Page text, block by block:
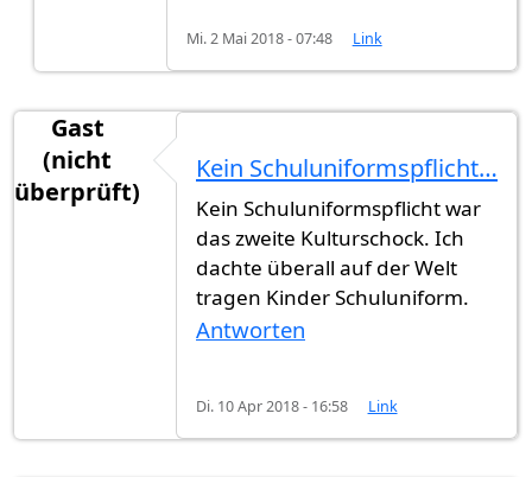
Mi. 2 Mai 2018 - 07:48 Link
Gast
(nicht
überprüft)
Kein Schuluniformspflicht…
Kein Schuluniformspflicht war
das zweite Kulturschock. Ich
dachte überall auf der Welt
tragen Kinder Schuluniform.
Antworten
Di. 10 Apr 2018 - 16:58 Link